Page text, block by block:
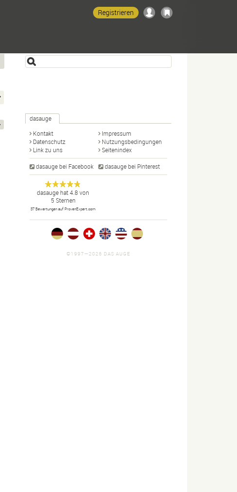
Registrieren
dasauge
Kontakt
Impressum
Datenschutz
Nutzungsbedingungen
Link zu uns
Seitenindex
dasauge bei Facebook dasauge bei Pinterest
dasauge
Designer,
Fotografen,
Agenturen,
Portfolios
und Jobs.
Anonym
dasauge hat4.8 von
5 Sternen
37 Bewertungen auf ProvenExpert.com
©1997—2026 DAS AUGE